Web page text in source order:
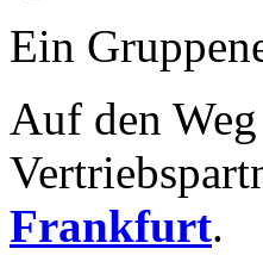
Ein
Auf den
Frankfurt.